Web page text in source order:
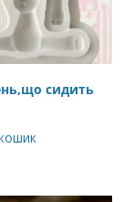
сидить